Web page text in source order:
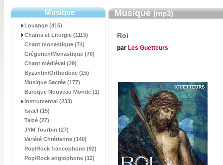
Musique
Louange (416)
Chants et Liturgie (1115)
Chant monastique (74)
Grégorien/Monastique (70)
Chant médiéval (29)
Byzantin/Orthodoxe (15)
Musique Sacrée (177)
Baroque Nouveau Monde (1)
Instrumental (233)
Israël (15)
Taizé (27)
JYM Tourbin (27)
Variété Chrétienne (140)
Pop/Rock francophone (92)
Pop/Rock anglophone (12)
Musique(mp3)
Roi
par Les Guetteurs